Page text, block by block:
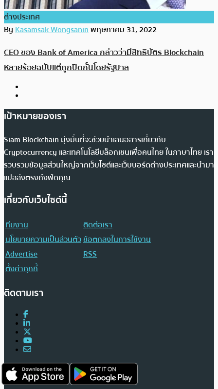
ต่างประเทศ
ByKasamsak Wongsaninพฤษภาคม 31, 2022
CEO ของ Bank of America กล่าวว่ามีสิทธิบัตร Blockchain
หลายร้อยฉบับแต่ถูกปิดกั้นโดยรัฐบาล
เป้าหมายของเรา
Siam Blockchain มุ่งมั่นที่จะช่วยนำเสนอสารเกี่ยวกับ
Cryptocurrency และเทคโนโลยีบล็อกเชนเพื่อคนไทย ในภาษาไทย เรา
รวบรวมข้อมูลส่วนใหญ่จากเว็บไซต์และเว็บบอร์ดต่างประเทศและนำมา
แปลส่งตรงถึงฟีดคุณ
เกี่ยวกับเว็บไซต์นี้
ทีมงาน
ติดต่อเรา
นโยบายความเป็นส่วนตัวข้อตกลงในการใช้งาน
Advertise
RSS
ตั้งค่าคุกกี้
ติดตามเรา